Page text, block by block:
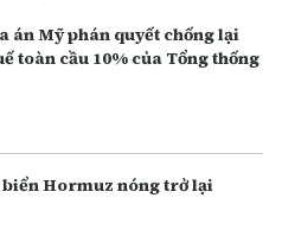
án Mỹ phán quyết chống lại
toàn cầu 10% của Tổng thống
biển Hormuz nóng trở lại